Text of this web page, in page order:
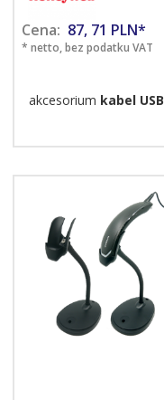
Cena: 87, 71 PLN*
* netto, bez podatku VAT
akcesorium kabel USB